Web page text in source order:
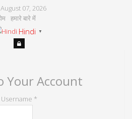
August 07, 2026
हमारे बारे में
Hindi ▼
Your Account
Username *